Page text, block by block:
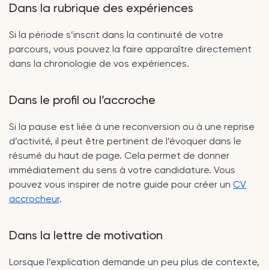
Dans la rubrique des expériences
Si la période s’inscrit dans la continuité de votre
parcours, vous pouvez la faire apparaître directement
dans la chronologie de vos expériences.
Dans le profil ou l’accroche
Si la pause est liée à une reconversion ou à une reprise
d’activité, il peut être pertinent de l’évoquer dans le
résumé du haut de page. Cela permet de donner
immédiatement du sens à votre candidature. Vous
pouvez vous inspirer de notre guide pour créer un CV
accrocheur.
Dans la lettre de motivation
Lorsque l’explication demande un peu plus de contexte,